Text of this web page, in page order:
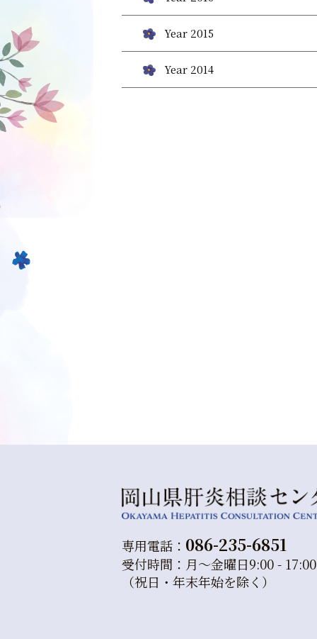
Year 2015
Year 2014
専用電話： 086-235-6851
受付時間：月～金曜日9:00 - 17:00
（祝日・年末年始を除く）